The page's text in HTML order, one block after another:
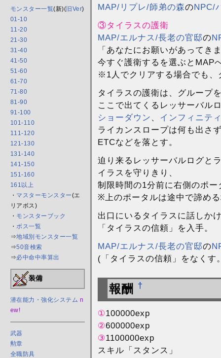
モンスター一覧(新)( 旧Ver)
01-10
11-20
21-30
31-40
41-50
51-60
61-70
71-80
81-90
91-100
101-110
111-120
121-130
131-140
141-150
151-160
161以上
・ マスターモンスター(エ
リアボス)
・ モンスターブック
・ ボス一覧
⇒地域別モンスター一覧
⇒50音検索
⇒必中命中率算出
装備
潜在能力・強化システム n
ew!
武器
勲章
全職防具
MAP/リプレ/師弟の森のNPC/
③タイラスの護衛
MAP/エルナス/長老の官邸の
「あなたにお願いがあってき
今すぐ護衛するを選ぶとMAP
※1人でクリアする場合でも、
タイラスの護衛は、グループ
ここで出てくるレッサーバル
ショーダウン 、 インフィニテ
ライカンスロープは何も出さ
ETCなどを落とす。
迫り来るレッサーバルログと
イラスを守りきり、
制限時間の1分前に右側のポ
※上のポータルは途中で諦め
出口にいるタイラスに話しか
「タイラスの信頼」を入手。
MAP/エルナス/長老の官邸の
(「タイラスの信頼」をなくす
報酬 †
①100000exp
②600000exp
③1100000exp
スキル「スタンス」